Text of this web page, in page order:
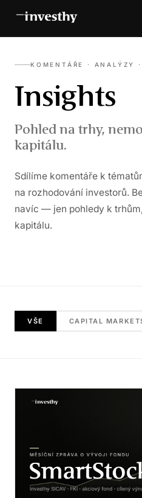
KOMENTÁŘE · ANALÝZY
Insights
Pohled na trhy,
kapitálu.
Sdílíme komentáře k
na rozhodování investorů.
navíc — jen pohledy k
kapitálu.
VŠE CAPITAL